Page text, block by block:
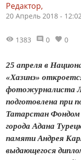
Редактор,
20 Апрель 2018 -
1383 0 0
25 апреля в
«Хазинэ»
фотожурналиста
подготовлена при
Татарстан Фондом
города Адана
памяти Андрея
выдающегося